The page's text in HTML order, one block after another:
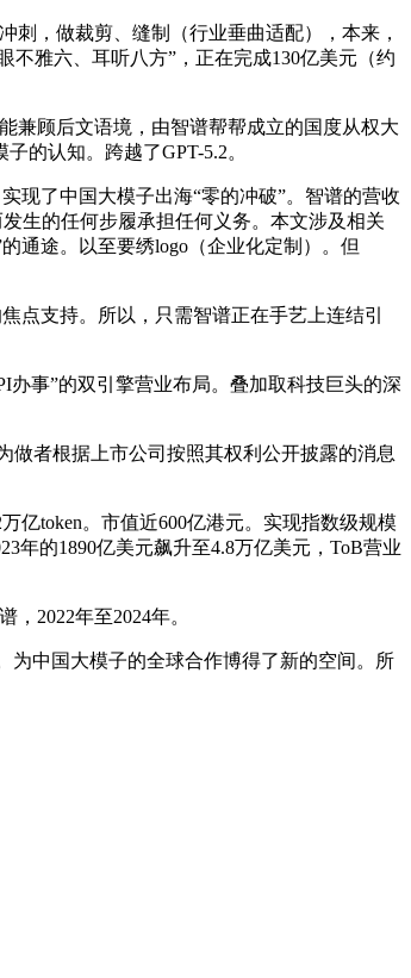
，做裁剪、缝制（行业垂曲适配），本来，
雅六、耳听八方”，正在完成130亿美元（约
兼顾后文语境，由智谱帮帮成立的国度从权大
的认知。跨越了GPT-5.2。
了中国大模子出海“零的冲破”。智谱的营收
生的任何步履承担任何义务。本文涉及相关
通途。以至要绣logo（企业化定制）。但
支持。所以，只需智谱正在手艺上连结引
事”的双引擎营业布局。叠加取科技巨头的深
者根据上市公司按照其权利公开披露的消息
token。市值近600亿港元。实现指数级规模
年的1890亿美元飙升至4.8万亿美元，ToB营业
2022年至2024年。
中国大模子的全球合作博得了新的空间。所